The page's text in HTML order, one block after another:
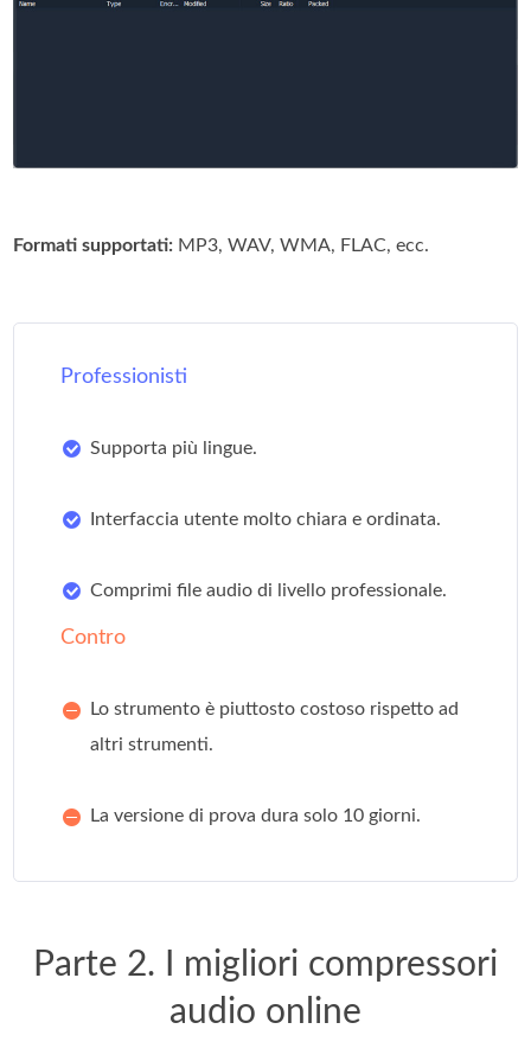
Formati supportati: MP3, WAV, WMA, FLAC, ecc.
Professionisti
Supporta più lingue.
Interfaccia utente molto chiara e ordinata.
Comprimi file audio di livello professionale.
Contro
Lo strumento è piuttosto costoso rispetto ad
altri strumenti.
La versione di prova dura solo 10 giorni.
Parte 2. I migliori compressori
audio online